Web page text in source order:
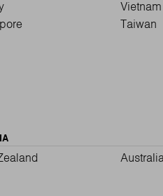
Vietnam
Taiwan